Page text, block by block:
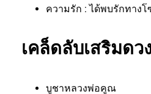
ความรัก : ได้พบรักทางโ
เคล็ดลับเสริมด
บูชาหลวงพ่อคูณ